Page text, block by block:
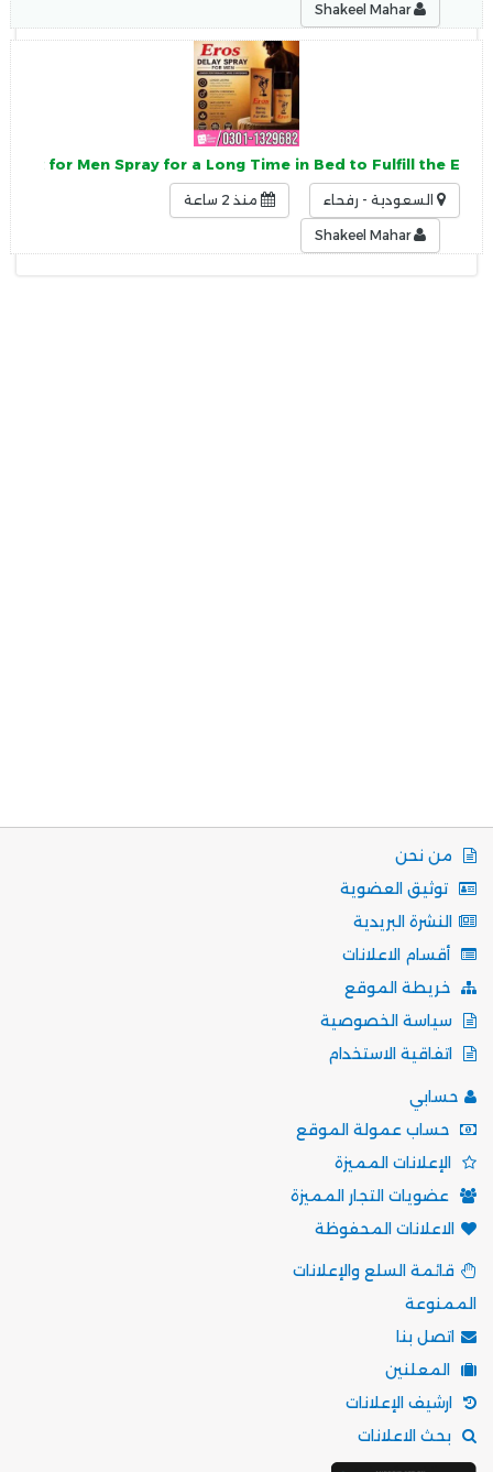
Shakeel Mahar
Best for Men Spray for a Long Time in Bed to Fulfill the E
السعودية - رفحاء منذ 2 ساعة
Shakeel Mahar
من نحن
توثيق العضوية
النشرة البريدية
أقسام الاعلانات
خريطة الموقع
سياسة الخصوصية
اتفاقية الاستخدام
حسابي
حساب عمولة الموقع
الإعلانات المميزة
عضويات التجار المميزة
الاعلانات المحفوظة
قائمة السلع والإعلانات
الممنوعة
اتصل بنا
المعلنين
ارشيف الإعلانات
بحث الاعلانات